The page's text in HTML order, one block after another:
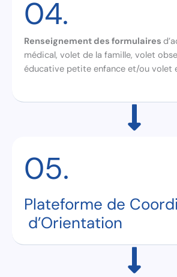
04.
Renseignement des formulaires
médical, volet de la famille, volet
éducative petite enfance et/ou volet
05.
Plateforme de
d’Orientation